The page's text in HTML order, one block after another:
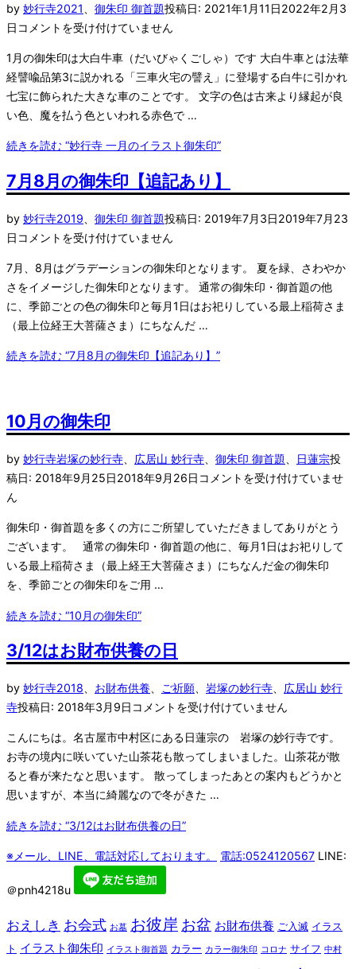
by 妙行寺2021 御朱印 御首題投稿日: 2021年1月11日2022年2月3
日 コメントを受け付けていません
1月の御朱印は大白牛車（だいびゃくごしゃ）です 大白牛車とは法華
経譬喩品第3に説かれる「三車火宅の譬え」に登場する白牛に引かれ
七宝に飾られた大きな車のことです。 文字の色は古来より縁起が良
い色、魔を払う色といわれる赤色で …
続きを読む “妙行寺 一月のイラスト御朱印”
7月8月の御朱印【追記あり】
by 妙行寺2019 御朱印 御首題投稿日: 2019年7月3日2019年7月23
日 コメントを受け付けていません
7月、8月はグラデーションの御朱印となります。 夏を緑、さわやか
さをイメージした御朱印となります。 通常の御朱印・御首題の他
に、季節ごとの色の御朱印と毎月1日はお祀りしている最上稲荷さま
（最上位経王大菩薩さま）にちなんだ …
続きを読む “7月8月の御朱印【追記あり】”
10月の御朱印
by 妙行寺岩塚の妙行寺 広居山 妙行寺 御朱印 御首題 日蓮宗投
稿日: 2018年9月25日2018年9月26日 コメントを受け付けていませ
ん
御朱印・御首題を多くの方にご所望していただきましてありがとう
ございます。 通常の御朱印・御首題の他に、毎月1日はお祀りして
いる最上稲荷さま（最上経王大菩薩さま）にちなんだ金の御朱印
を、季節ごとの御朱印をご用 …
続きを読む “10月の御朱印”
3/12はお財布供養の日
by 妙行寺2018 お財布供養 ご祈願 岩塚の妙行寺
広居山 妙行
寺投稿日: 2018年3月9日 コメントを受け付けていません
こんにちは。名古屋市中村区にある日蓮宗の 岩塚の妙行寺です。
お寺の境内に咲いていた山茶花も散ってしまいました。山茶花が散
ると春が来たなと思います。 散ってしまったあとの案内もどうかと
思いますが、本当に綺麗なので冬がきた …
続きを読む “3/12はお財布供養の日”
※メール、LINE、電話対応しております。 電話:0524120567 LINE:
＠pnh4218u
おえしき お会式 お墓 お彼岸 お盆 お財布供養 ご入滅 イラス
ト イラスト御朱印 イラスト御首題 カラー カラー御朱印 コロナ サイフ 中村